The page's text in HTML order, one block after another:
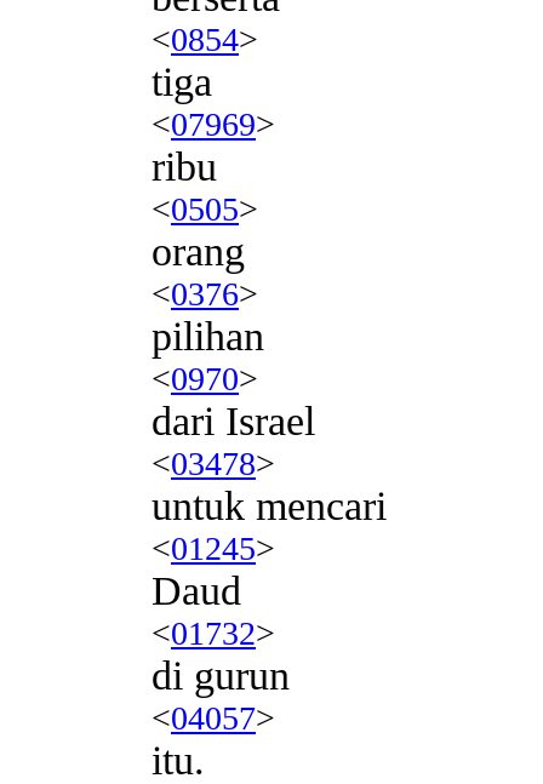
<0854>
tiga
<07969>
ribu
<0505>
orang
<0376>
pilihan
<0970>
dari Israel
<03478>
untuk mencari
<01245>
Daud
<01732>
di gurun
<04057>
itu.